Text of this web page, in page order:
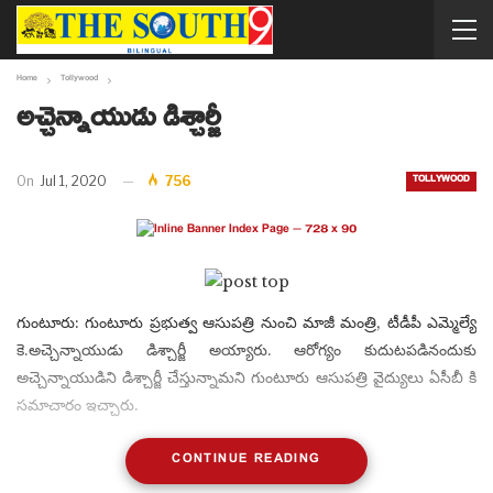
Home Tollywood
అచ్చెన్నాయుడు డిశ్చార్జీ
TOLLYWOOD
On Jul 1, 2020 756
గుంటూరు: గుంటూరు ప్రభుత్వ ఆసుపత్రి నుంచి మాజీ మంత్రి, టీడీపీ ఎమ్మెల్యే
కె.అచ్చెన్నాయుడు డిశ్చార్జీ అయ్యారు. ఆరోగ్యం కుదుటపడినందుకు
అచ్చెన్నాయుడిని డిశ్చార్జీ చేస్తున్నామని గుంటూరు ఆసుపత్రి వైద్యులు ఏసీబీ కి
సమాచారం ఇచ్చారు.
CONTINUE READING